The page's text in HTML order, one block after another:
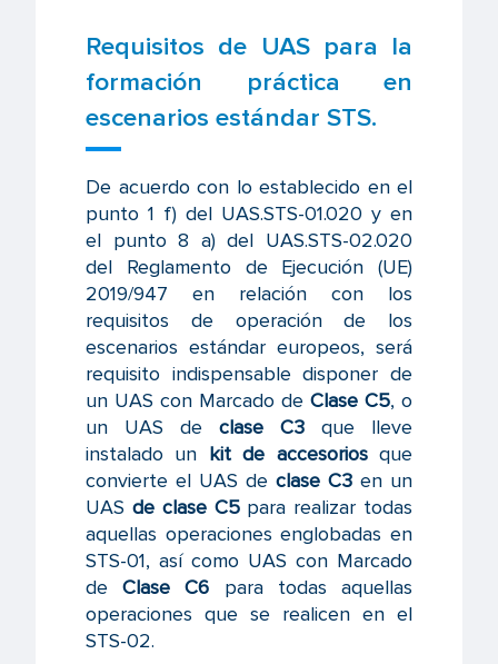
Requisitos de UAS para la
formación práctica en
escenarios estándar STS.
De acuerdo con lo establecido en el
punto 1 f) del UAS.STS-01.020 y en
el punto 8 a) del UAS.STS-02.020
del Reglamento de Ejecución (UE)
2019/947 en relación con los
requisitos de operación de los
escenarios estándar europeos, será
requisito indispensable disponer de
un UAS con Marcado de Clase C5, o
un UAS de clase C3 que lleve
instalado un kit de accesoriosque
convierte el UAS de clase C3 en un
UAS de clase C5 para realizar todas
aquellas operaciones englobadas en
STS-01, así como UAS con Marcado
deClase C6 para todas aquellas
operaciones que se realicen en el
STS-02.